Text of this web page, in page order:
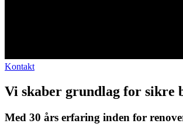
Kontakt
Vi skaber grundlag for sikre
Med 30 års erfaring inden for